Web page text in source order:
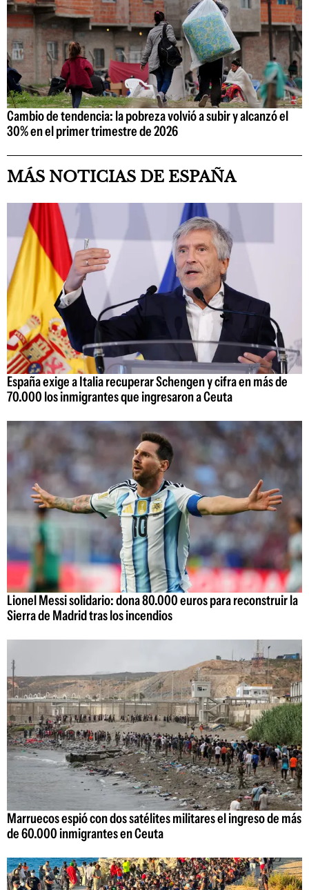
Cambio de tendencia: la pobreza volvió a subir y alcanzó el
30% en el primer trimestre de 2026
MÁS NOTICIAS DE ESPAÑA
España exige a Italia recuperar Schengen y cifra en más de
70.000 los inmigrantes que ingresaron a Ceuta
Lionel Messi solidario: dona 80.000 euros para reconstruir la
Sierra de Madrid tras los incendios
Marruecos espió con dos satélites militares el ingreso de más
de 60.000 inmigrantes en Ceuta